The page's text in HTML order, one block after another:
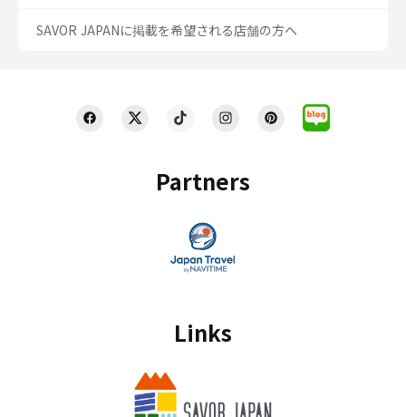
Partners
Links
SAVOR JAPANに掲載を希望される店舗の方へ